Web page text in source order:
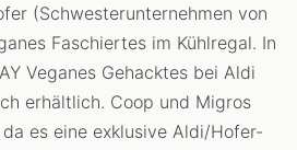
(Schwesterunternehmen von
Faschiertes im Kühlregal. In
Veganes Gehacktes bei Aldi
erhältlich. Coop und Migros
es eine exklusive Aldi/Hofer-